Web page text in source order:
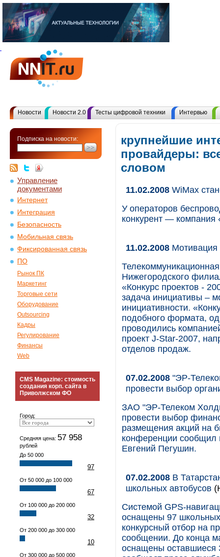
Новости Новости 2.0 Тесты цифровой техники Интервью
Подписка на новости:
Управление
документами
Интернет
Интеграция
Безопасность
Мобильная связь
Фиксированная связь
ПО
Рынок ПК
Маркетинг
Торговые сети
Оборудование
Outsourcing
Кадры
Регулирование
Финансы
Web
CMS Magazine: стоимость
создания корп. сайта в
Приволжском ФО
Город:
Средняя цена: 57 958
рублей
До 50 000
97
От 50 000 до 100 000
67
От 100 000 до 200 000
32
От 200 000 до 300 000
10
От 300 000 до 500 000
крупнейшие
провайдеры:
словом
11.02.2008 WiMax
У операторов
конкурент — компания
11.02.2008 Мотивация
Нижегородского
«Конкурс проектов -
задача инициативы –
инициативности.
подобного формата,
проводились
проект J-Star-2007,
отделов продаж.
07.02.2008 "ЭР-
провести выбор
ЗАО "ЭР-Телеком
провести выбор
размещения акций на
конференции сообщил
Евгений Пегушин.
07.02.2008 В
школьных автобусов
Системой GPS-
оснащены 97
конкурсный отбор на
сообщении. До конца
оснащены оставшиеся